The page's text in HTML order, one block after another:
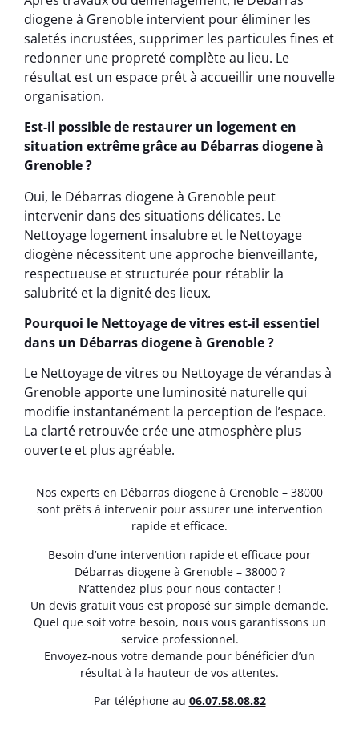
diogene à Grenoble intervient pour éliminer les
saletés incrustées, supprimer les particules fines et
redonner une propreté complète au lieu. Le
résultat est un espace prêt à accueillir une nouvelle
organisation.
Est-il possible de restaurer un logement en
situation extrême grâce au Débarras diogene à
Grenoble ?
Oui, le Débarras diogene à Grenoble peut
intervenir dans des situations délicates. Le
Nettoyage logement insalubre et le Nettoyage
diogène nécessitent une approche bienveillante,
respectueuse et structurée pour rétablir la
salubrité et la dignité des lieux.
Pourquoi le Nettoyage de vitres est-il essentiel
dans un Débarras diogene à Grenoble ?
Le Nettoyage de vitres ou Nettoyage de vérandas à
Grenoble apporte une luminosité naturelle qui
modifie instantanément la perception de l’espace.
La clarté retrouvée crée une atmosphère plus
ouverte et plus agréable.
Nos experts en Débarras diogene à Grenoble – 38000
sont prêts à intervenir pour assurer une intervention
rapide et efficace.
Besoin d’une intervention rapide et efficace pour
Débarras diogene à Grenoble – 38000 ?
N’attendez plus pour nous contacter !
Un devis gratuit vous est proposé sur simple demande.
Quel que soit votre besoin, nous vous garantissons un
service professionnel.
Envoyez-nous votre demande pour bénéficier d’un
résultat à la hauteur de vos attentes.
Par téléphone au 06.07.58.08.82